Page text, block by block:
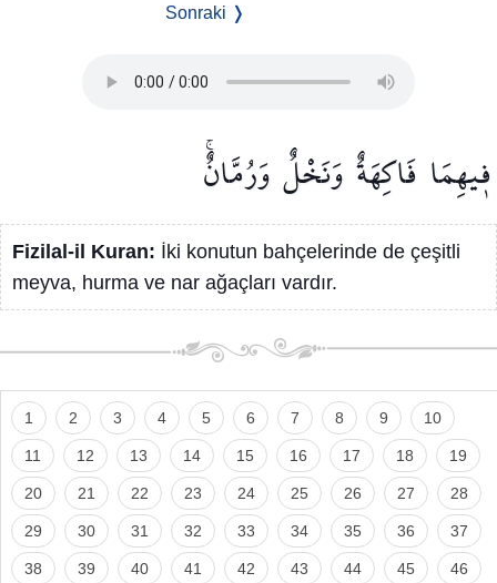
Sonraki ❭
ف۪يهِمَا فَاكِهَةٌوَنَخْلٌوَرُمَّانٌۚ
Fizilal-il Kuran: İki konutun bahçelerinde de çeşitli
meyva, hurma ve nar ağaçları vardır.
1 2 3 4 5 6 7 8 9 10
11 12 13 14 15 16 17 18 19
20 21 22 23 24 25 26 27 28
29 30 31 32 33 34 35 36 37
38 39 40 41 42 43 44 45 46